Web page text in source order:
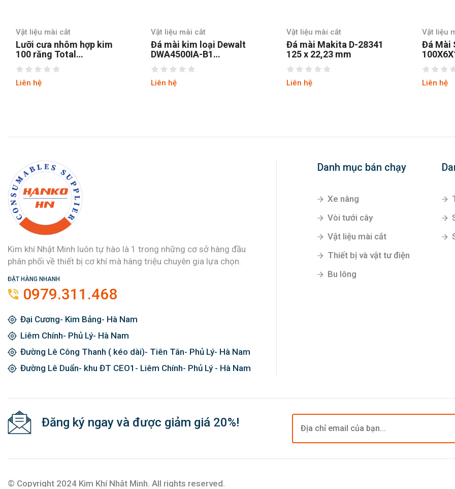
Vật liệu mài cắt
Đá mài kim loại Dewalt
DWA4500IA-B1
100x6x16mm
Liên hệ
Vật liệu mài cắt
Đá mài Makita D-28341
125 x 22,23 mm
Liên hệ
Vật liệu mài cắt
Đá Mài Sắt Bosch
100X6X16mm
Liên hệ
Vật
Đá
Liên
Kim khí Nhật Minh luôn tự hào là 1 trong những cơ sở hàng đầu
phân phối về thiết bị cơ khí mà hàng triệu chuyên gia lựa chọn.
ĐẶT HÀNG NHANH
0979.311.468
Đại Cương- Kim Bảng- Hà Nam
Liêm Chính- Phủ Lý- Hà Nam
Đường Lê Công Thanh ( kéo dài)- Tiên Tân- Phủ Lý- Hà Nam
Đường Lê Duẩn- khu ĐT CEO1- Liêm Chính- Phủ Lý - Hà Nam
Danh mục bán chạy
Xe nâng
Vòi tưới cây
Vật liệu mài cắt
Thiết bị và vật tư điện
Bu lông
Đăng ký ngay và được giảm giá 20%!
© Copyright 2024 Kim Khí Nhật Minh. All rights reserved.